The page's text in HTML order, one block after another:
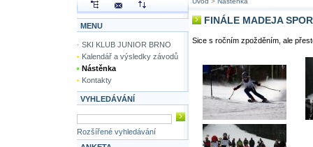
MENU
SKI KLUB JUNIOR BRNO
Kalendář a výsledky závodů
Nástěnka
Kontakty
VYHLEDÁVÁNÍ
Rozšířené vyhledávání
FINÁLE MADEJA
Sice s ročním zpožděním, ale